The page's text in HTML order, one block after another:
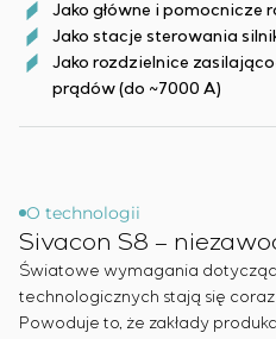
niezawodności, jakości i
Opracowanie modeli
sterowania
Opracowanie specjalnych
optymalnego i
niestandardowej
wielopoziomowej z
statycznymi i
Audyt energetyczny
Jako główne i pomocnicze
Jako stacje sterowania
Jako rozdzielnice
prądów (do ~7000 A)
O technologii
Sivacon S8 –
Światowe wymagania
technologicznych stają się
Powoduje to, że zakłady